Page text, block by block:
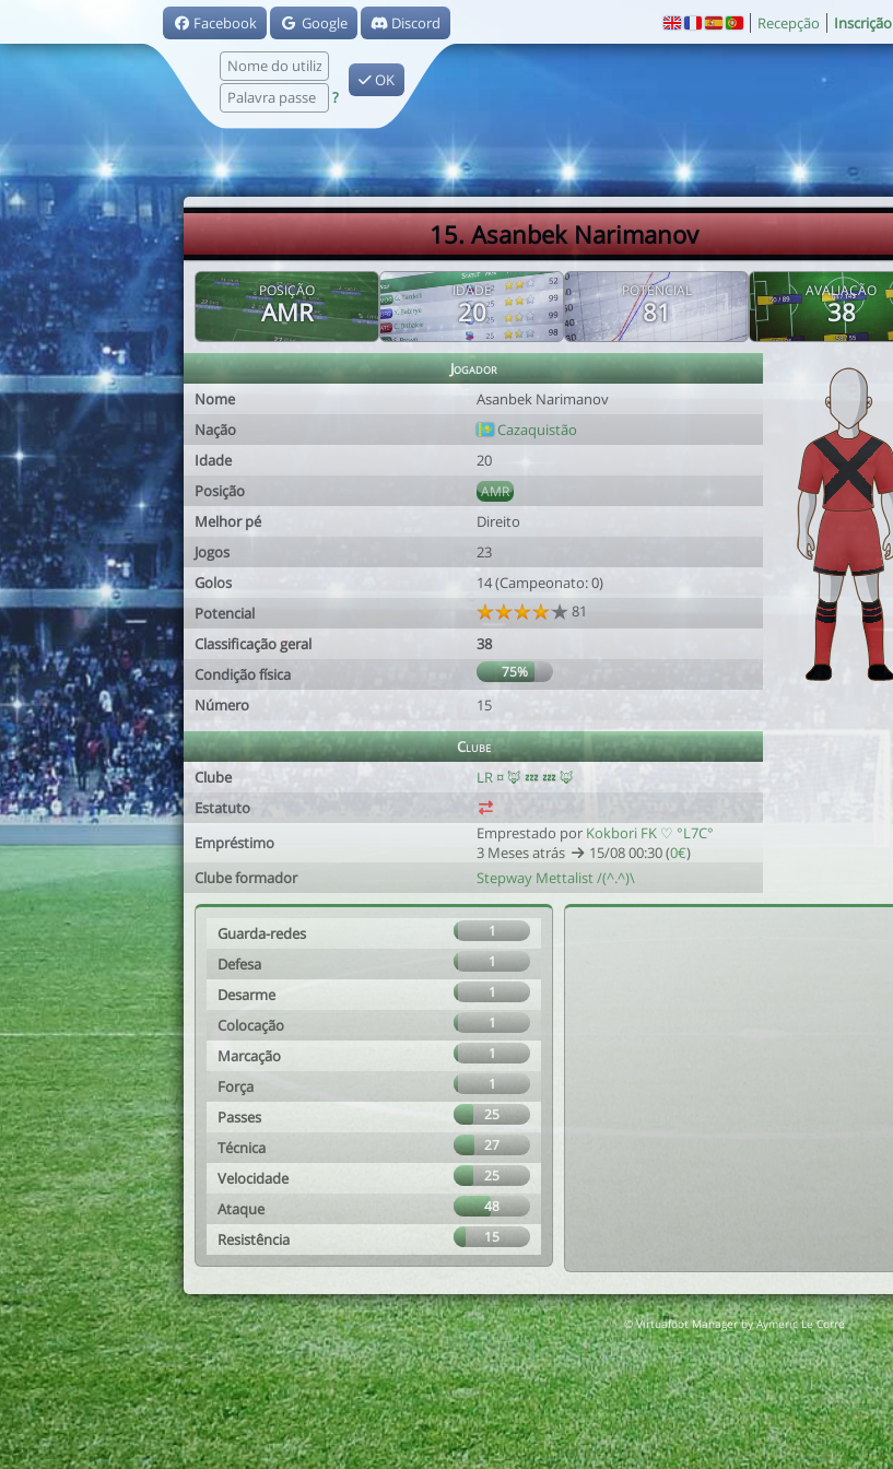
Facebook Google Discord
?
OK
Recepção Inscrição
15. Asanbek Narimanov
POSIÇÃO
AMR
IDADE
20
POTENCIAL
81
AVALIAÇÃO
38
Jogador
Nome
Asanbek Narimanov
Nação
Cazaquistão
Idade
20
Posição
AMR
Melhor pé
Direito
Jogos
23
Golos
14 (Campeonato: 0)
Potencial
81
Classificação geral
38
Condição física
75%
Número 15
Clube
Clube
LR ¤ 🦊 💤 💤 🦊
Estatuto
Empréstimo
Emprestado por Kokbori FK ♡ °L7C°
3 Meses atrás
15/08 00:30 (0€)
Clube formador
Stepway Mettalist /(^.^)\
Guarda-redes 1
Defesa 1
Desarme 1
Colocação 1
Marcação 1
Força 1
Passes 25
Técnica 27
Velocidade 25
Ataque 48
Resistência 15
© Virtuafoot Manager by Aymeric Le Corre